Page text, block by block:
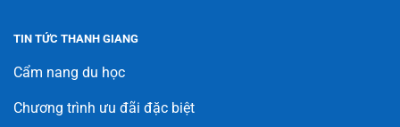
TIN TỨC THANH GIANG
Cẩm nang du học
Chương trình ưu đãi đặc biệt